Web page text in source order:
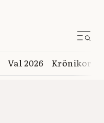
Val 2026 Krönikor